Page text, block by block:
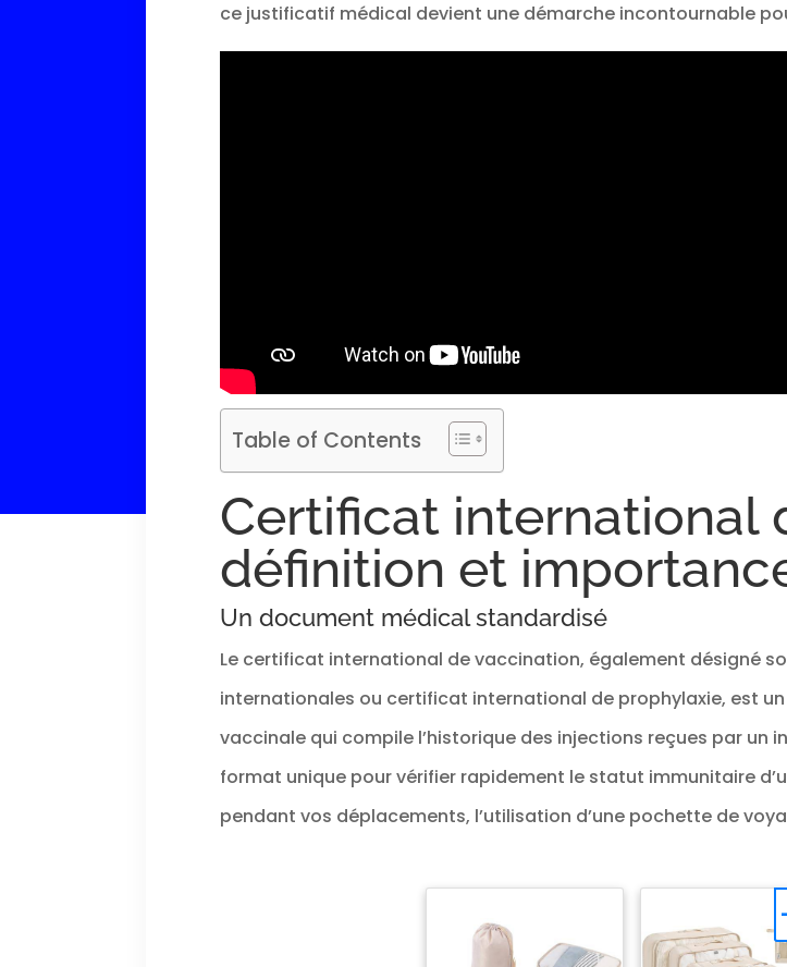
ce justificatif médical devient une démarche incontournable
Table of Contents
Certificat international
définition et
Un document médical standardisé
Le certificat international de vaccination, également désigné
internationales ou certificat international de prophylaxie, est
vaccinale qui compile l’historique des injections reçues par un
format unique pour vérifier rapidement le statut immunitaire
pendant vos déplacements, l’utilisation d’une pochette de